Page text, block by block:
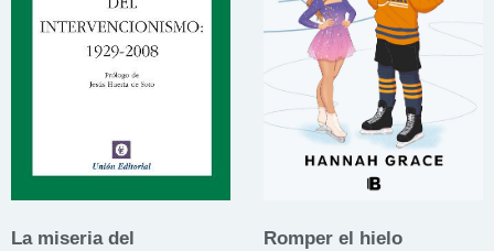
La miseria del
Romper el hielo